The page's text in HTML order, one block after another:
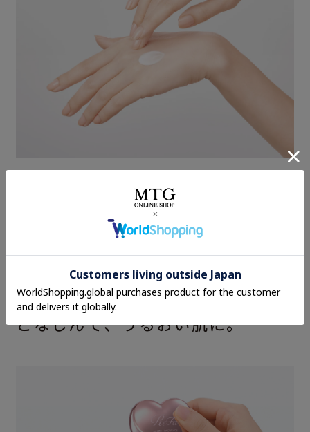
みのよいクリームで、乾燥しがちな手指も、やわらかくう
るおいのあるもち肌へ導きます。
気になったら１プッシュ。するん
となじんで、うるおい肌に。